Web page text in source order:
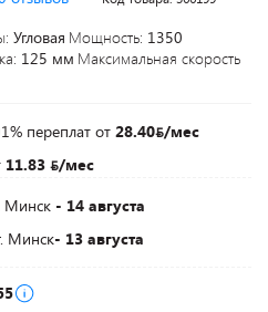
Угловая Мощность: 1350
125 мм Максимальная скорость
переплат от 28.40 /мес
11.83
/мес
Минск - 14 августа
Минск- 13 августа